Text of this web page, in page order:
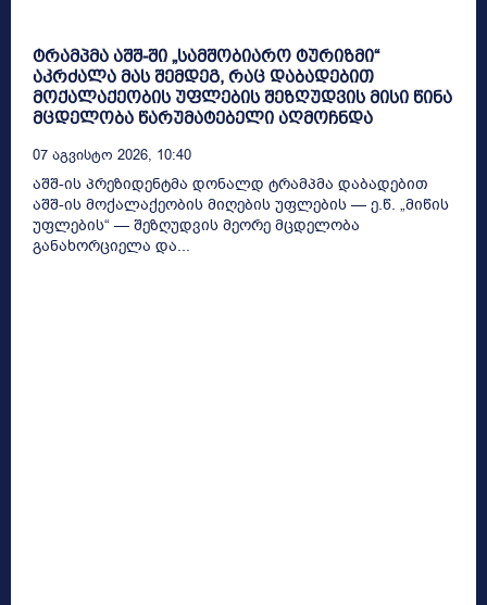
ტრამპმა აშშ-ში „სამშობიარო ტურიზმი“
აკრძალა მას შემდეგ, რაც დაბადებით
მოქალაქეობის უფლების შეზღუდვის მისი წინა
მცდელობა წარუმატებელი აღმოჩნდა
07 Აგვისტო 2026, 10:40
აშშ-ის პრეზიდენტმა დონალდ ტრამპმა დაბადებით
აშშ-ის მოქალაქეობის მიღების უფლების — ე.წ. „მიწის
უფლების“ — შეზღუდვის მეორე მცდელობა
განახორციელა და...